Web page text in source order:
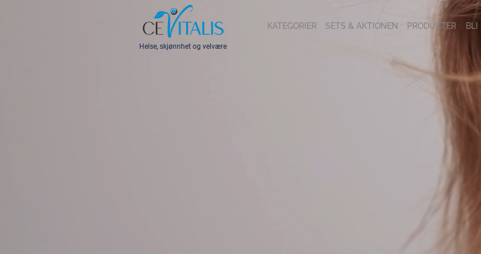
Helse, skjønnhet og velvære
KATEGORIER SETS & AKTIONEN PRODUKTER BLI